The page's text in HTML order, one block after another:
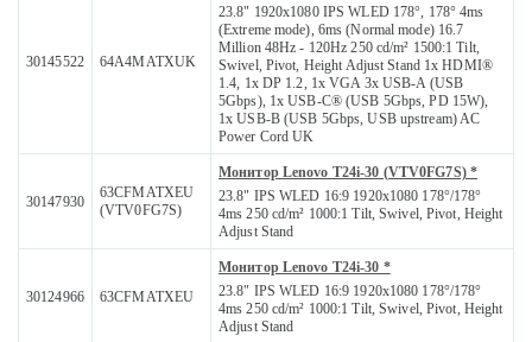
30145522 64A4MATXUK
23.8" 1920x1080 IPS WLED 178°, 178° 4ms
(Extreme mode), 6ms (Normal mode) 16.7
Million 48Hz - 120Hz 250 cd/m² 1500:1 Tilt,
Swivel, Pivot, Height Adjust Stand 1x HDMI®
1.4, 1x DP 1.2, 1x VGA 3x USB-A (USB
5Gbps), 1x USB-C® (USB 5Gbps, PD 15W),
1x USB-B (USB 5Gbps, USB upstream) AC
Power Cord UK
30147930
63CFMATXEU
(VTV0FG7S)
Монитор Lenovo T24i-30 (VTV0FG7S) *
23.8" IPS WLED 16:9 1920x1080 178°/178°
4ms 250 cd/m² 1000:1 Tilt, Swivel, Pivot, Height
Adjust Stand
30124966 63CFMATXEU
Монитор Lenovo T24i-30 *
23.8" IPS WLED 16:9 1920x1080 178°/178°
4ms 250 cd/m² 1000:1 Tilt, Swivel, Pivot, Height
Adjust Stand